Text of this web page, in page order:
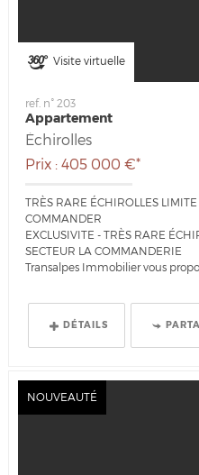
Visite virtuelle
ref. n° 203
Appartement
Échirolles
Prix : 405 000 €*
TRÈS RARE ÉCHIROLLES
COMMANDER
EXCLUSIVITE - TRÈS RARE
SECTEUR LA COMMANDERIE
Transalpes Immobilier vous
DÉTAILS
NOUVEAUTÉ